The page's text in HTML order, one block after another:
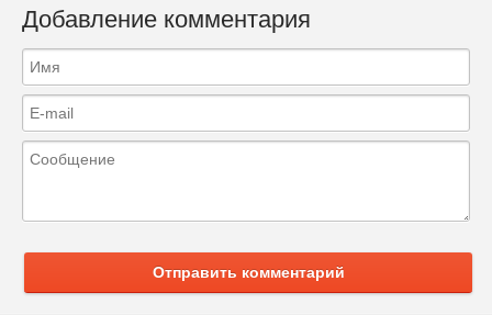
Добавление комментария
Отправить комментарий